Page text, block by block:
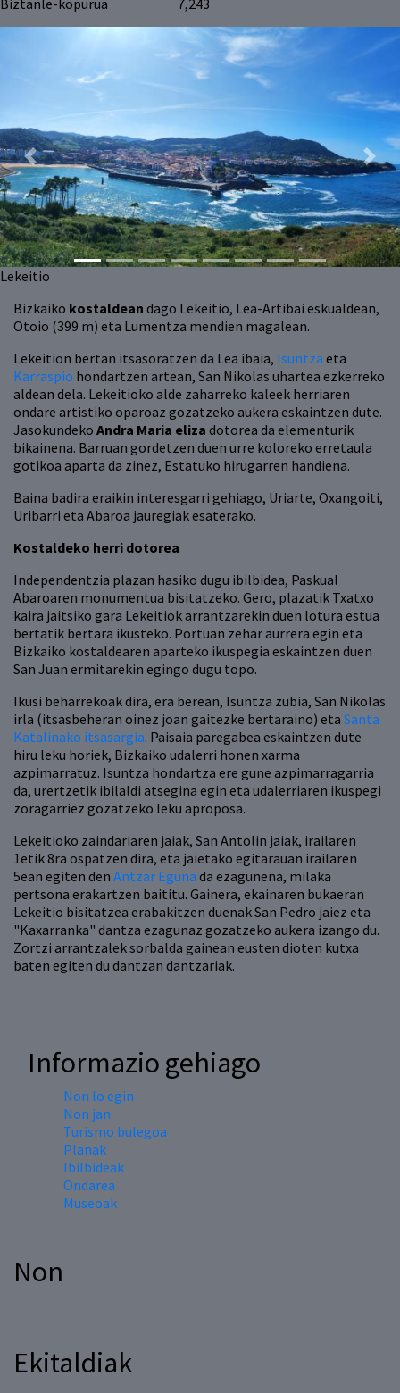
Bizkaiko kostaldean dago Lekeitio, Lea-Artibai eskualdean,
Otoio (399 m) eta Lumentza mendien magalean.
Lekeition bertan itsasoratzen da Lea ibaia, Isuntza eta
Karraspio hondartzen artean, San Nikolas uhartea ezkerreko
aldean dela. Lekeitioko alde zaharreko kaleek herriaren
ondare artistiko oparoaz gozatzeko aukera eskaintzen dute.
Jasokundeko Andra Maria eliza dotorea da elementurik
bikainena. Barruan gordetzen duen urre koloreko erretaula
gotikoa aparta da zinez, Estatuko hirugarren handiena.
Baina badira eraikin interesgarri gehiago, Uriarte, Oxangoiti,
Uribarri eta Abaroa jauregiak esaterako.
Kostaldeko herri dotorea
Independentzia plazan hasiko dugu ibilbidea, Paskual
Abaroaren monumentua bisitatzeko. Gero, plazatik Txatxo
kaira jaitsiko gara Lekeitiok arrantzarekin duen lotura estua
bertatik bertara ikusteko. Portuan zehar aurrera egin eta
Bizkaiko kostaldearen aparteko ikuspegia eskaintzen duen
San Juan ermitarekin egingo dugu topo.
Ikusi beharrekoak dira, era berean, Isuntza zubia, San Nikolas
irla (itsasbeheran oinez joan gaitezke bertaraino) eta Santa
Katalinako itsasargia. Paisaia paregabea eskaintzen dute
hiru leku horiek, Bizkaiko udalerri honen xarma
azpimarratuz. Isuntza hondartza ere gune azpimarragarria
da, urertzetik ibilaldi atsegina egin eta udalerriaren ikuspegi
zoragarriez gozatzeko leku aproposa.
Lekeitioko zaindariaren jaiak, San Antolin jaiak, irailaren
1etik 8ra ospatzen dira, eta jaietako egitarauan irailaren
5ean egiten den Antzar Eguna da ezagunena, milaka
pertsona erakartzen baititu. Gainera, ekainaren bukaeran
Lekeitio bisitatzea erabakitzen duenak San Pedro jaiez eta
"Kaxarranka" dantza ezagunaz gozatzeko aukera izango du.
Zortzi arrantzalek sorbalda gainean eusten dioten kutxa
baten egiten du dantzan dantzariak.
Biztanle-kopurua
7,243
Lekeitio
Previous Next
Informazio gehiago
Non lo egin
Non jan
Turismo bulegoa
Planak
Ibilbideak
Ondarea
Museoak
Non
Ekitaldiak